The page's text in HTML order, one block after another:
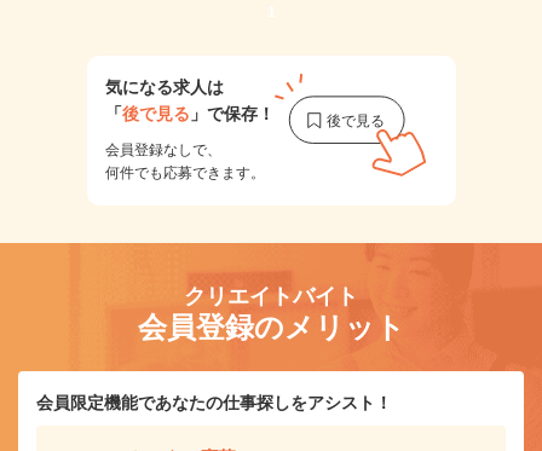
1
気になる求人は
「後で見る 」で保存！
会員登録なしで、
何件でも応募できます。
クリエイトバイト
会員登録のメリット
会員限定機能であなたの仕事探しをアシスト！